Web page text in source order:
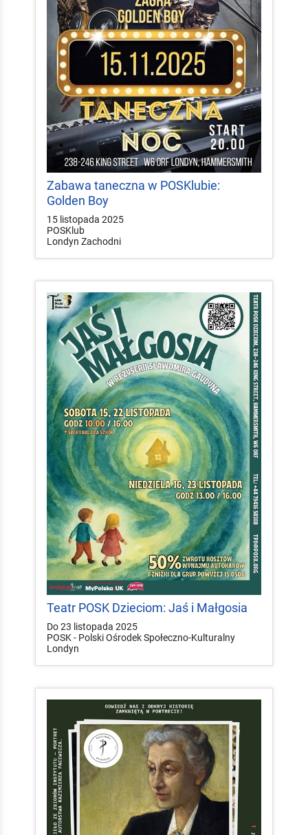
Zabawa taneczna w POSKlubie:
Golden Boy
15 listopada 2025
POSKlub
Londyn Zachodni
Teatr POSK Dzieciom: Jaś i Małgosia
Do 23 listopada 2025
POSK - Polski Ośrodek Społeczno-Kulturalny
Londyn